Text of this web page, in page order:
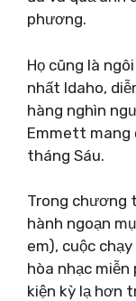
phương.
Họ cũng là
nhất Idaho,
hàng nghìn
Emmett mang
tháng Sáu.
Trong chương
hành ngoạn
em), cuộc
hòa nhạc
kiện kỳ ​​lạ hơn